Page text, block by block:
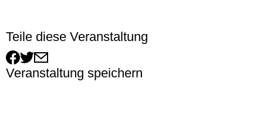
Teile diese Veranstaltung
Veranstaltung speichern